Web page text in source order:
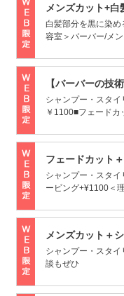
メンズカット+
白髪部分を黒に染
容室＞バーバー/メ
【バーバーの技
シャンプー・スタ
￥1100■フェードカ
フェードカット
シャンプー・スタ
ービング+¥1100＜
メンズカット＋
シャンプー・スタ
談もぜひ